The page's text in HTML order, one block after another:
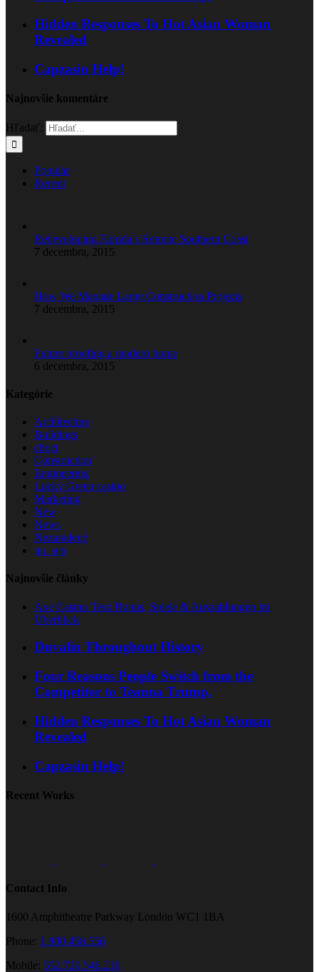
Hidden Responses To Hot Asian Woman
Revealed
Capzasin Help!
Najnovšie komentáre
Hľadať:
Popular
Recent
Redeveloping Florida’s Remote Southern Coast
7 decembra, 2015
How We Manage Large Construction Projects
7 decembra, 2015
Future proofing a modern home
6 decembra, 2015
Kategórie
Architecture
Buildings
choct
Construction
Engineering
Lucky Green casino
Marketing
New
News
Nezaradené
pu_sep
Najnovšie články
Axe Casino Test: Bonus, Spiele & Auszahlungen im
Überblick
Duvalin Throughout History
Four Reasons People Switch from the
Competitor to Teanna Trump.
Hidden Responses To Hot Asian Woman
Revealed
Capzasin Help!
Recent Works
Contact Info
1600 Amphitheatre Parkway London WC1 1BA
Phone: 1.800.458.556
Mobile: 552.720.546.210